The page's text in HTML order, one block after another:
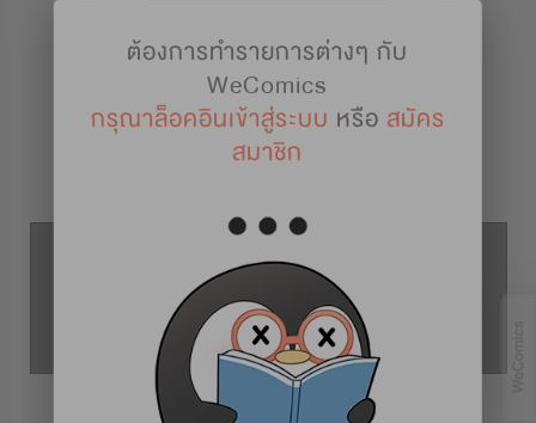
เก็บไว้อ่าน
รายละเอียดการ์ตูน
ตอนที่ 18
ต้องการทำรายการต่างๆ กับ
WeComics
กรุณาล็อคอินเข้าสู่ระบบ หรือ สมัคร
สมาชิก